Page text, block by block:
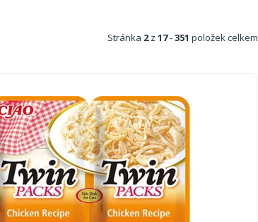
Stránka 2z 17-351 položek celkem